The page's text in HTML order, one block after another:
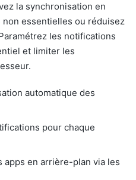
la synchronisation en
essentielles ou réduisez
les notifications
et limiter les
automatique des
pour chaque
apps en arrière-plan via les